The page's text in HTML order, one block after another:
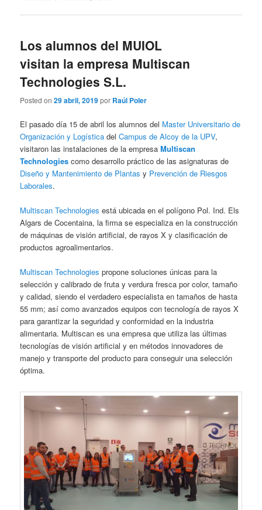
Los alumnos del MUIOL
visitan la empresa Multiscan
Technologies S.L.
Posted on29 abril, 2019por Raúl Poler
El pasado día 15 de abril los alumnos del Master Universitario de
Organización y Logística delCampus de Alcoy de la UPV,
visitaron las instalaciones de la empresaMultiscan
Technologies como desarrollo práctico de las asignaturas de
Diseño y Mantenimiento de Plantas y Prevención de Riesgos
Laborales.
Multiscan Technologies está ubicada en el polígono Pol. Ind. Els
Algars de Cocentaina, la firma se especializa en la construcción
de máquinas de visión artificial, de rayos X y clasificación de
productos agroalimentarios.
Multiscan Technologies propone soluciones únicas para la
selección y calibrado de fruta y verdura fresca por color, tamaño
y calidad, siendo el verdadero especialista en tamaños de hasta
55 mm; así como avanzados equipos con tecnología de rayos X
para garantizar la seguridad y conformidad en la industria
alimentaria. Multiscan es una empresa que utiliza las últimas
tecnologías de visión artificial y en métodos innovadores de
manejo y transporte del producto para conseguir una selección
óptima.